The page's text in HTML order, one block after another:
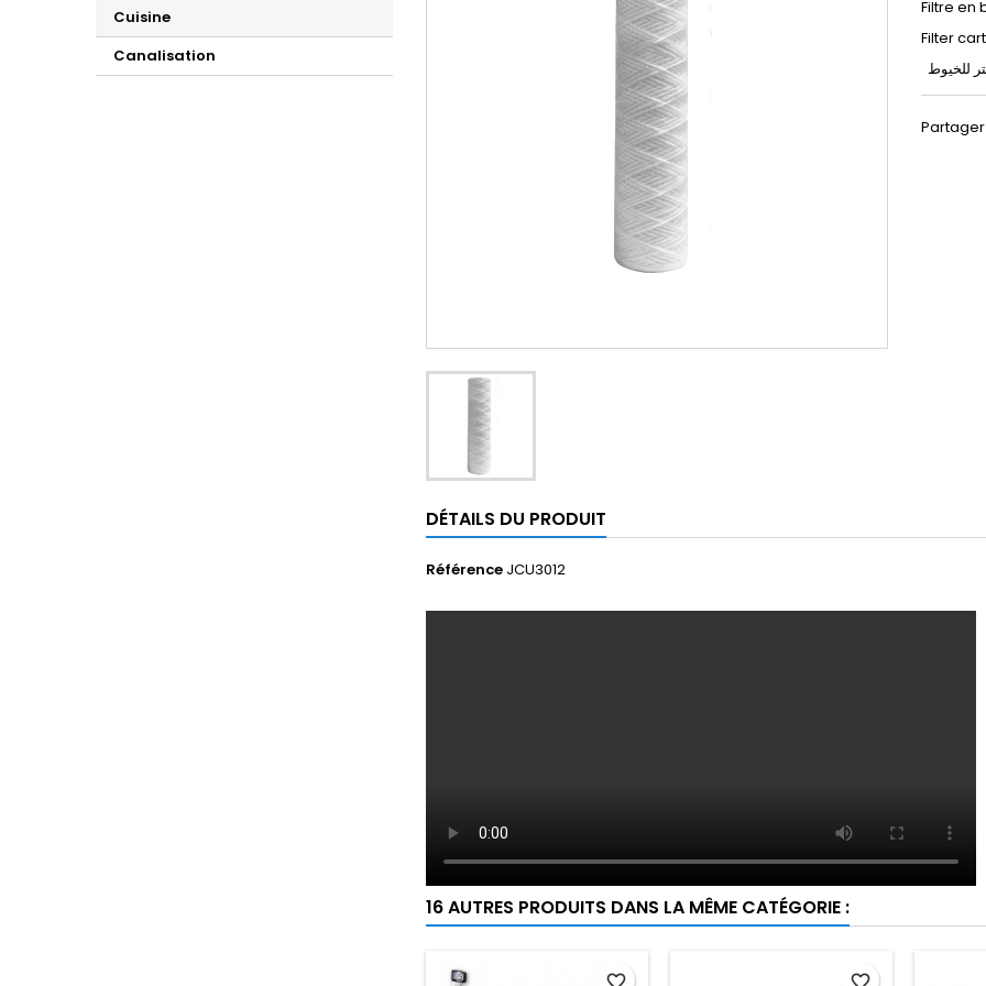
Cuisine
Canalisation
Filtre en
Filter
Partager
DÉTAILS DU PRODUIT
Référence JCU3012
16 AUTRES PRODUITS DANS LA MÊME CATÉGORIE :
favorite_border favorite_border